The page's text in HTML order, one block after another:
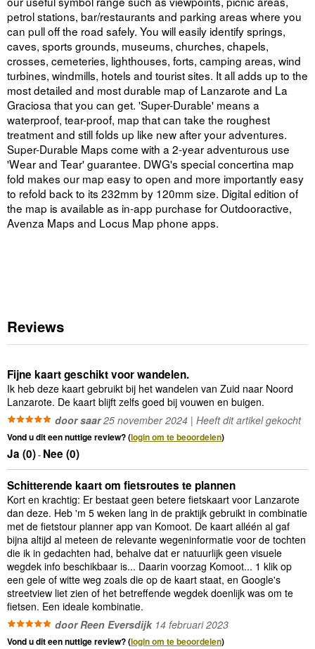
petrol stations, bar/restaurants and parking areas where you
can pull off the road safely. You will easily identify springs,
caves, sports grounds, museums, churches, chapels,
crosses, cemeteries, lighthouses, forts, camping areas, wind
turbines, windmills, hotels and tourist sites. It all adds up to the
most detailed and most durable map of Lanzarote and La
Graciosa that you can get. 'Super-Durable' means a
waterproof, tear-proof, map that can take the roughest
treatment and still folds up like new after your adventures.
Super-Durable Maps come with a 2-year adventurous use
'Wear and Tear' guarantee. DWG's special concertina map
fold makes our map easy to open and more importantly easy
to refold back to its 232mm by 120mm size. Digital edition of
the map is available as in-app purchase for Outdooractive,
Avenza Maps and Locus Map phone apps.
Reviews
Fijne kaart geschikt voor wandelen.
Ik heb deze kaart gebruikt bij het wandelen van Zuid naar Noord
Lanzarote. De kaart blijft zelfs goed bij vouwen en buigen.
door saar25 november 2024 | Heeft dit artikel gekocht
Vond u dit een nuttige review? (login om te beoordelen)
Ja (0)- Nee (0)
Schitterende kaart om fietsroutes te plannen
Kort en krachtig: Er bestaat geen betere fietskaart voor Lanzarote
dan deze. Heb 'm 5 weken lang in de praktijk gebruikt in combinatie
met de fietstour planner app van Komoot. De kaart alléén al gaf
bijna altijd al meteen de relevante wegeninformatie voor de tochten
die ik in gedachten had, behalve dat er natuurlijk geen visuele
wegdek info beschikbaar is... Daarin voorzag Komoot... 1 klik op
een gele of witte weg zoals die op de kaart staat, en Google's
streetview liet zien of het betreffende wegdek doenlijk was om te
fietsen. Een ideale kombinatie.
door Reen Eversdijk14 februari 2023
Vond u dit een nuttige review? (login om te beoordelen)